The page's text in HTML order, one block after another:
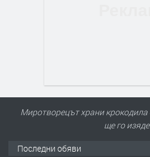
Миротворецът храни
ще го
Последни обяви
Под НАЕМ